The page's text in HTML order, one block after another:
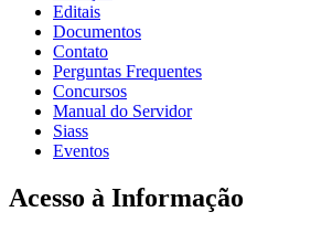
Editais
Documentos
Contato
Perguntas Frequentes
Concursos
Manual do Servidor
Siass
Eventos
Acesso à Informação